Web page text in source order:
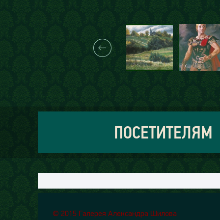
ПОСЕТИТЕЛЯМ
© 2015 Галерея Александра Шилова